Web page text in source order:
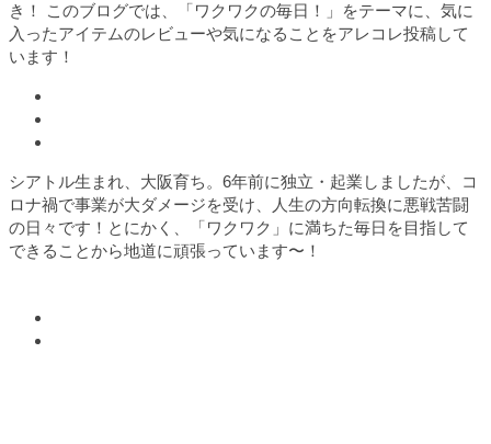
き！ このブログでは、「ワクワクの毎日！」をテーマに、気に
入ったアイテムのレビューや気になることをアレコレ投稿して
います！
シアトル生まれ、大阪育ち。6年前に独立・起業しましたが、コ
ロナ禍で事業が大ダメージを受け、人生の方向転換に悪戦苦闘
の日々です！とにかく、「ワクワク」に満ちた毎日を目指して
できることから地道に頑張っています〜！